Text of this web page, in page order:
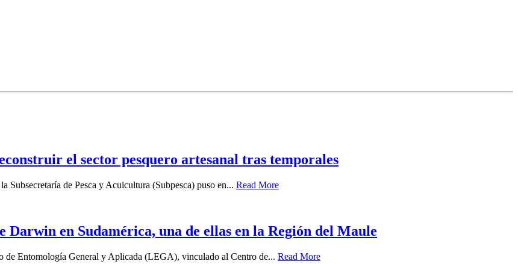
el sector pesquero artesanal tras temporales
Subsecretaría de Pesca y Acuicultura (Subpesca) puso en... Read More
Darwin en Sudamérica, una de ellas en la Región del Maule
de Entomología General y Aplicada (LEGA), vinculado al Centro de... Read More